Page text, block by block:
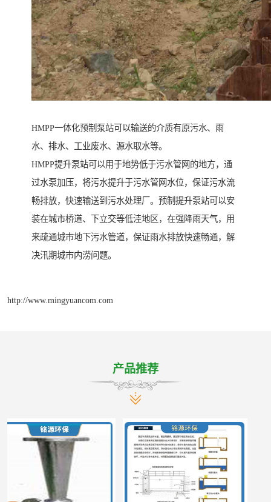
HMPP一体化预制泵站可以输送的介质有原污水、雨
水、排水、工业废水、源水取水等。
HMPP提升泵站可以用于地势低于污水管网的地方，通
过水泵加压，将污水提升于污水管网水位，保证污水流
畅排放，快速输送到污水处理厂。预制提升泵站可以安
装在城市桥道、下立交等低洼地区，在强降雨天气，用
来疏通城市地下污水管道，保证雨水排放快速畅通，解
决汛期城市内涝问题。
http://www.mingyuancom.com
产品推荐